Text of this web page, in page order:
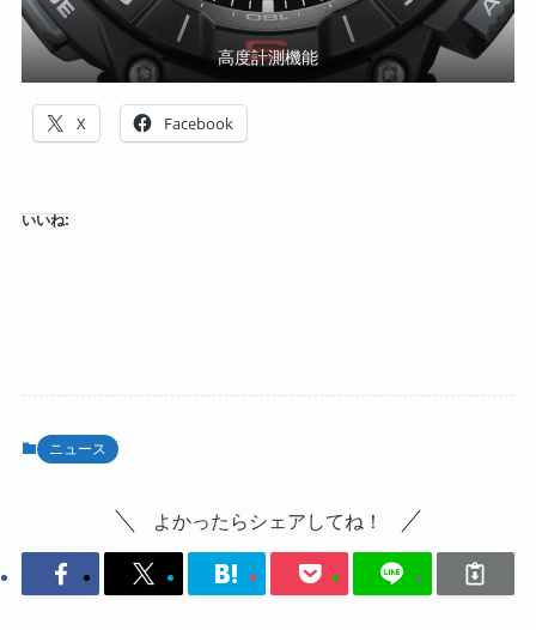
高度計測機能
X Facebook
いいね:
ニュース
よかったらシェアしてね！